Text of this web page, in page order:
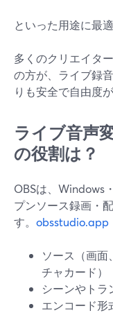
といった用途に最適
多くのクリエイタ
の方が、ライブ録
りも安全で自由度
ライブ音声
の役割は？
OBSは、Windows
プンソース録画・
す。 obsstudio.app
ソース（画
チャカード）
シーンやトラ
エンコード形